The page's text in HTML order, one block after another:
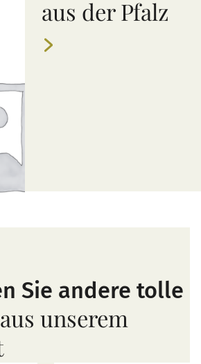
aus der Pfalz
Sie andere tolle
unserem